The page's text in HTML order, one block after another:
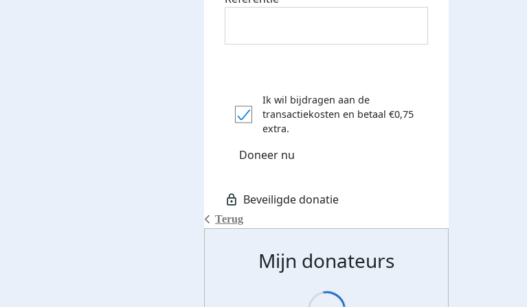
Terug
Ik wil bijdragen aan de
transactiekosten en betaal €0,75
extra.
Doneer nu
Mijn donateurs